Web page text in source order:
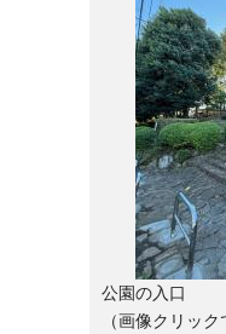
公園の入口
（画像クリッ